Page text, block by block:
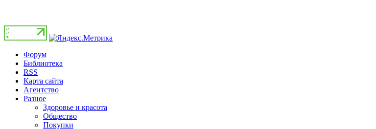
Форум
Библиотека
RSS
Карта сайта
Агентство
Разное
Здоровье и красота
Общество
Покупки